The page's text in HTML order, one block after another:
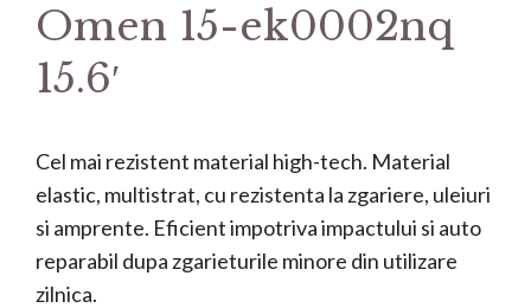
Omen 15-ek0002nq
15.6′
Cel mai rezistent material high-tech. Material
elastic, multistrat, cu rezistenta la zgariere, uleiuri
si amprente. Eficient impotriva impactului si auto
reparabil dupa zgarieturile minore din utilizare
zilnica.